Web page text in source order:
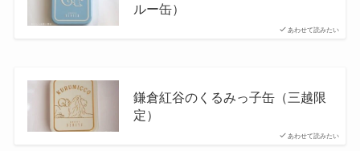
あわせて読みたい
ルー缶）
あわせて読みたい
鎌倉紅谷のくるみっ子缶（三越限
定）